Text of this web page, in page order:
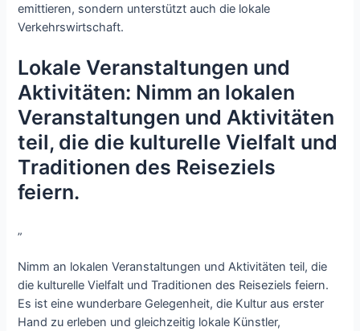
emittieren, sondern unterstützt auch die lokale
Verkehrswirtschaft.
Lokale Veranstaltungen und
Aktivitäten: Nimm an lokalen
Veranstaltungen und Aktivitäten
teil, die die kulturelle Vielfalt und
Traditionen des Reiseziels
feiern.
„
Nimm an lokalen Veranstaltungen und Aktivitäten teil, die
die kulturelle Vielfalt und Traditionen des Reiseziels feiern.
Es ist eine wunderbare Gelegenheit, die Kultur aus erster
Hand zu erleben und gleichzeitig lokale Künstler,